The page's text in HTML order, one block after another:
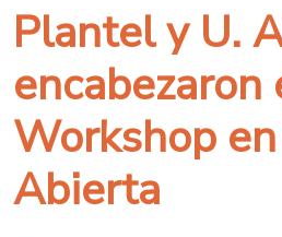
Plantel y U.
encabezaron
Workshop
Abierta